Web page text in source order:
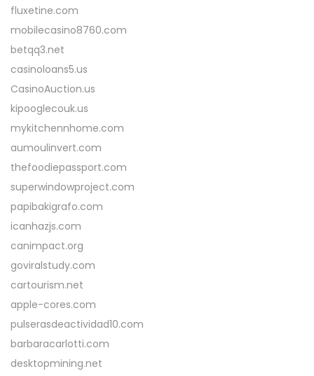
fluxetine.com
mobilecasino8760.com
betqq3.net
casinoloans5.us
CasinoAuction.us
kipooglecouk.us
mykitchennhome.com
aumoulinvert.com
thefoodiepassport.com
superwindowproject.com
papibakigrafo.com
icanhazjs.com
canimpact.org
goviralstudy.com
cartourism.net
apple-cores.com
pulserasdeactividad10.com
barbaracarlotti.com
desktopmining.net